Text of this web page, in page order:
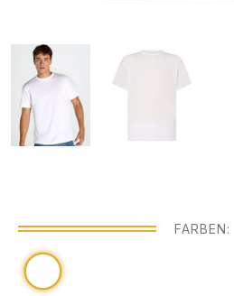
FARBEN: